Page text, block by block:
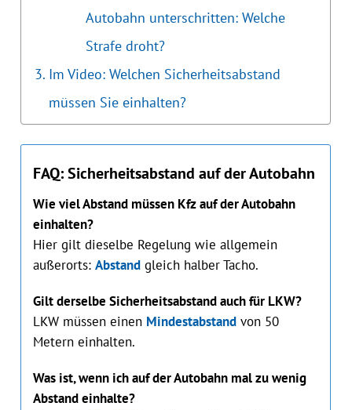
Autobahn unterschritten: Welche
Strafe droht?
Im Video: Welchen Sicherheitsabstand
müssen Sie einhalten?
FAQ: Sicherheitsabstand auf der Autobahn
Wie viel Abstand müssen Kfz auf der Autobahn
einhalten?
Hier gilt dieselbe Regelung wie allgemein
außerorts: Abstandgleich halber Tacho.
Gilt derselbe Sicherheitsabstand auch für LKW?
LKW müssen einen Mindestabstandvon 50
Metern einhalten.
Was ist, wenn ich auf der Autobahn mal zu wenig
Abstand einhalte?